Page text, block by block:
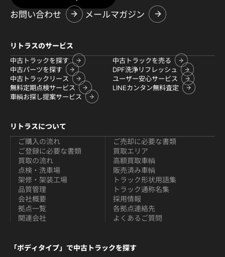
お問い合わせ
メールマガジン
リトラスのサービス
中古トラックを探す
中古トラックを売る
中古パーツを探す
DPF洗浄リフレッシュ
中古トラックリース
ユーザー安心サービス
無料定期点検サービス
LINEカンタン無料査定
車輌お探し提案サービス
リトラスについて
ご購入の流れ
ご登録に必要な書類
買取の流れ
ご売却に必要な書類
買取エリア
高額買取車輌
点検・洗車場
架修・架装工場
品質管理
販売済み車輌
トラック形状用語集
トラック通称名集
会社概要
拠点一覧
関連会社
採用情報
各拠点連絡先
よくあるご質問
「ボディタイプ」で中古トラックを探す